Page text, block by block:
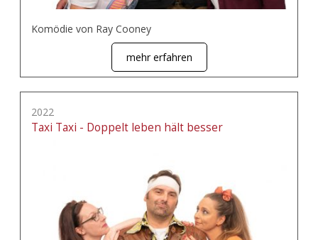
Komödie von Ray Cooney
mehr erfahren
2022
Taxi Taxi - Doppelt leben hält besser